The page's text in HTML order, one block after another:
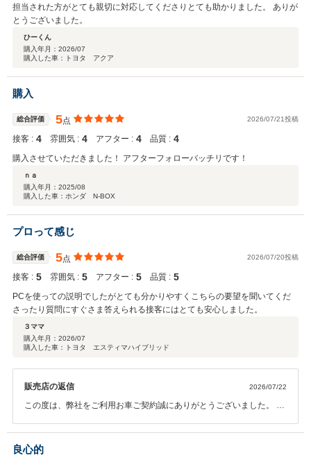
担当された方がとても親切に対応してくださりとても助かりました。 ありが
とうございました。
ひーくん
購入年月： 2026/07
購入した車：トヨタ アクア
購入
総合評価 5点 2026/07/21投稿
接客 : 4 雰囲気 : 4 アフター : 4 品質 : 4
購入させていただきました！ アフターフォローバッチリです！
ｎａ
購入年月： 2025/08
購入した車：ホンダ N-BOX
プロって感じ
総合評価 5点 2026/07/20投稿
接客 : 5 雰囲気 : 5 アフター : 5 品質 : 5
PCを使っての説明でしたがとても分かりやすくこちらの要望を聞いてくだ
さったり質問にすぐさま答えられる接客にはとても安心しました。
３ママ
購入年月： 2026/07
購入した車：トヨタ エスティマハイブリッド
販売店の返信 2026/07/22
この度は、弊社をご利用お車ご契約誠にありがとうございました。 こ
良心的